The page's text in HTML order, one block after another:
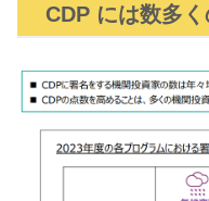
CDP には数多